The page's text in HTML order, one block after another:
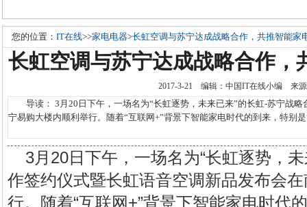
您的位置： IT在线>>家电电器>长虹空调与苏宁达成战略合作，共推智能家
长虹空调与苏宁达成战略合作，
2017-3-21 编辑：中国IT在线小编 来
导读： 3月20日下午，一场名为“长虹逐势，未来已来”的长虹-苏宁战略
宁易购大楼内顺利举行。随着“互联网+”背景下智能家电时代的到来，特别
3月20日下午，一场名为“长虹逐势，
作签约仪式暨长虹语音空调新品发布会
行。随着“互联网+”背景下智能家电时代